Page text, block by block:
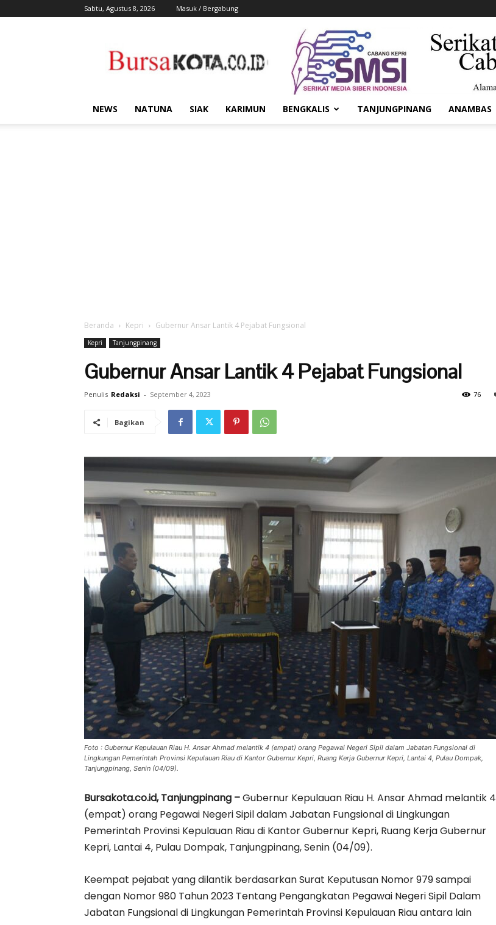
Sabtu, Agustus 8, 2026 Masuk / Bergabung
Kota
NEWS NATUNA SIAK KARIMUN BENGKALIS TANJUNGPINANG ANAMBAS
Beranda Kepri Gubernur Ansar Lantik 4 Pejabat Fungsional
Kepri Tanjungpinang
Gubernur Ansar Lantik 4 Pejabat Fungsional
Penulis Redaksi - September 4, 2023 76
Bagikan
Foto : Gubernur Kepulauan Riau H. Ansar Ahmad melantik 4 (empat) orang Pegawai Negeri Sipil dalam Jabatan Fungsional di
Lingkungan Pemerintah Provinsi Kepulauan Riau di Kantor Gubernur Kepri, Ruang Kerja Gubernur Kepri, Lantai 4, Pulau Dompak,
Tanjungpinang, Senin (04/09).
Bursakota.co.id, Tanjungpinang –Gubernur Kepulauan Riau H. Ansar Ahmad melantik 4
(empat) orang Pegawai Negeri Sipil dalam Jabatan Fungsional di Lingkungan
Pemerintah Provinsi Kepulauan Riau di Kantor Gubernur Kepri, Ruang Kerja Gubernur
Kepri, Lantai 4, Pulau Dompak, Tanjungpinang, Senin (04/09).
Keempat pejabat yang dilantik berdasarkan Surat Keputusan Nomor 979 sampai
dengan Nomor 980 Tahun 2023 Tentang Pengangkatan Pegawai Negeri Sipil Dalam
Jabatan Fungsional di Lingkungan Pemerintah Provinsi Kepulauan Riau antara lain